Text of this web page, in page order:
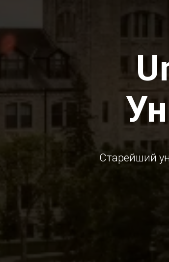
Старейший